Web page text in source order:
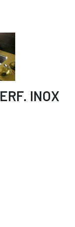
INOX